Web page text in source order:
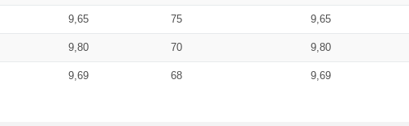
9,65 75 9,65
9,80 70 9,80
9,69 68 9,69